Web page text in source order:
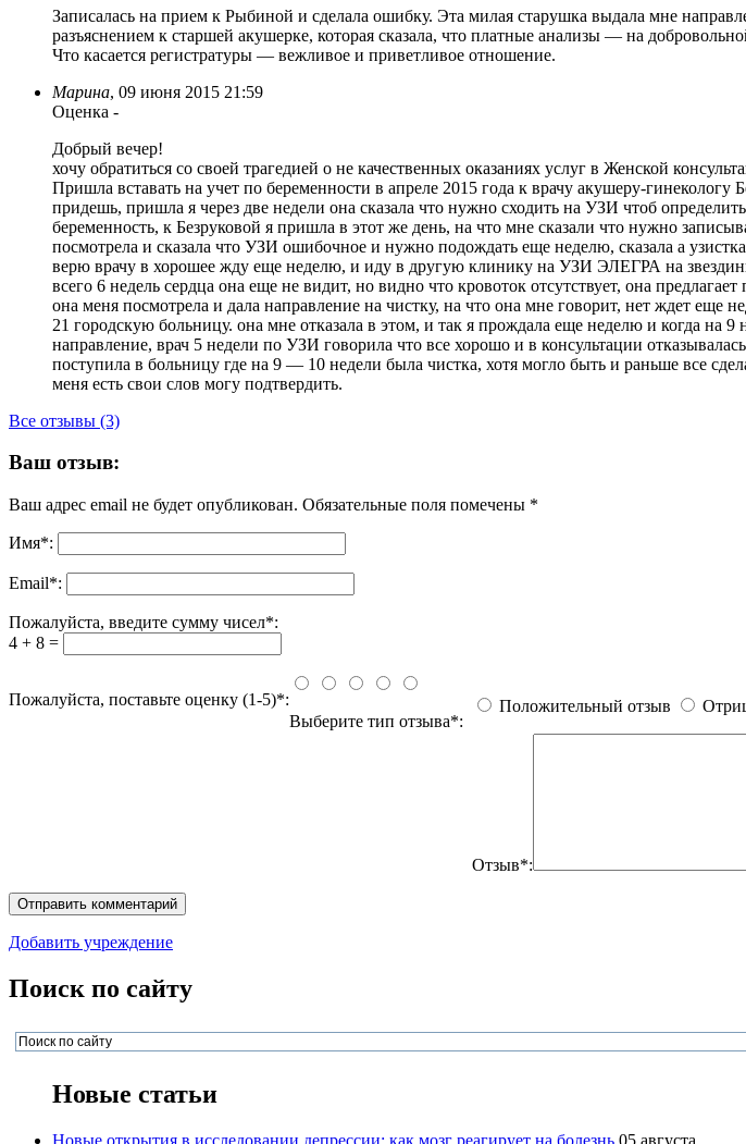
Записалась на прием к Рыбиной и сделала ошибку. Эта милая старушка выдала мне
разъяснением к старшей акушерке, которая сказала, что платные анализы — на
Что касается регистратуры — вежливое и приветливое отношение.
Марина, 09 июня 2015 21:59
Оценка -
Добрый вечер!
хочу обратиться со своей трагедией о не качественных оказаниях услуг в Женской
Пришла вставать на учет по беременности в апреле 2015 года к врачу акушеру-
придешь, пришла я через две недели она сказала что нужно сходить на УЗИ чтоб
беременность, к Безруковой я пришла в этот же день, на что мне сказали что нужно
посмотрела и сказала что УЗИ ошибочное и нужно подождать еще неделю, сказала а
верю врачу в хорошее жду еще неделю, и иду в другую клинику на УЗИ ЭЛЕГРА на
всего 6 недель сердца она еще не видит, но видно что кровоток отсутствует, она
она меня посмотрела и дала направление на чистку, на что она мне говорит, нет ждет еще
21 городскую больницу. она мне отказала в этом, и так я прождала еще неделю и когда на
направление, врач 5 недели по УЗИ говорила что все хорошо и в консультации
поступила в больницу где на 9 — 10 недели была чистка, хотя могло быть и раньше все
меня есть свои слов могу подтвердить.
Все отзывы (3)
Ваш отзыв:
Ваш адрес email не будет опубликован. Обязательные поля помечены *
Имя*:
Email*:
Пожалуйста, введите сумму чисел*:
4 + 8 =
Пожалуйста, поставьте оценку (1-5)*:
Выберите тип отзыва*:
Положительный отзыв
Отзыв*:
Добавить учреждение
Поиск по сайту
Новые статьи
Новые открытия в исследовании депрессии: как мозг реагирует на болезнь 05 августа